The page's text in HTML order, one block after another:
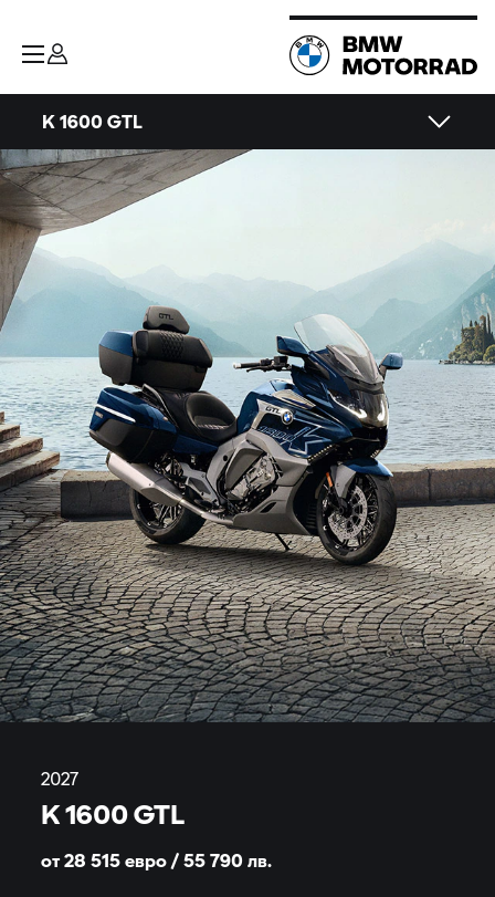
K 1600 GTL
2027
K 1600 GTL
от 28 515 евро / 55 790лв.